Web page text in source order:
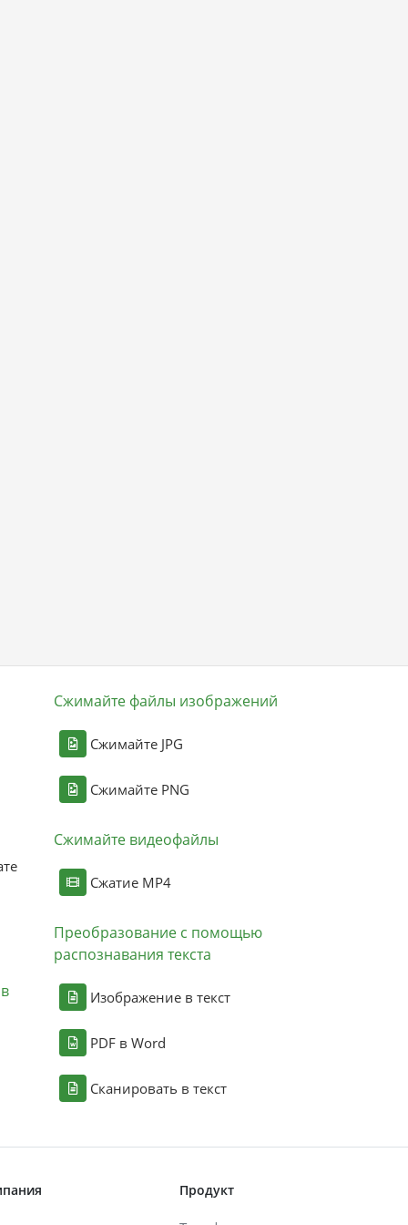
Сжимайте файлы изображений
Сжимайте JPG
Сжимайте PNG
Сжимайте видеофайлы
Сжатие MP4
Преобразование с помощью
распознавания текста
Изображение в текст
PDF в Word
Сканировать в текст
Продукт